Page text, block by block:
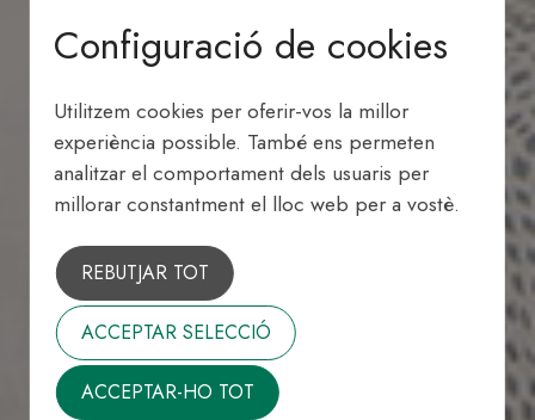
Configuració de cookies
Utilitzem cookies per oferir-vos la millor
experiència possible. També ens permeten
analitzar el comportament dels usuaris per
millorar constantment el lloc web per a vostè.
REBUTJAR TOT
ACCEPTAR SELECCIÓ
ACCEPTAR-HO TOT